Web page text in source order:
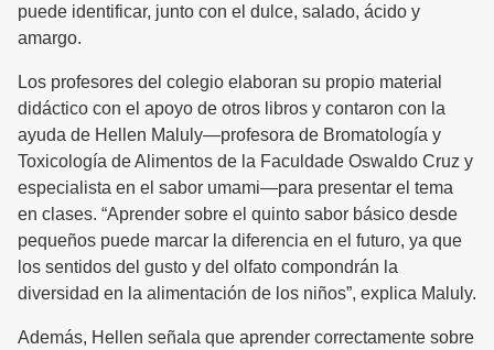
puede identificar, junto con el dulce, salado, ácido y
amargo.
Los profesores del colegio elaboran su propio material
didáctico con el apoyo de otros libros y contaron con la
ayuda de Hellen Maluly—profesora de Bromatología y
Toxicología de Alimentos de la Faculdade Oswaldo Cruz y
especialista en el sabor umami—para presentar el tema
en clases. “Aprender sobre el quinto sabor básico desde
pequeños puede marcar la diferencia en el futuro, ya que
los sentidos del gusto y del olfato compondrán la
diversidad en la alimentación de los niños”, explica Maluly.
Además, Hellen señala que aprender correctamente sobre